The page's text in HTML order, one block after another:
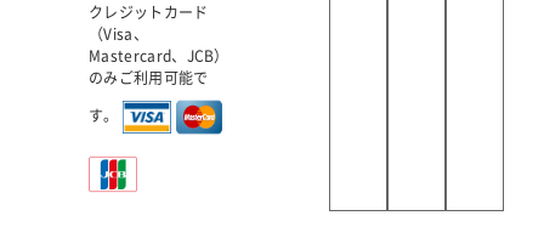
クレジットカード
（Visa、
Mastercard、JCB）
のみご利用可能で
す。